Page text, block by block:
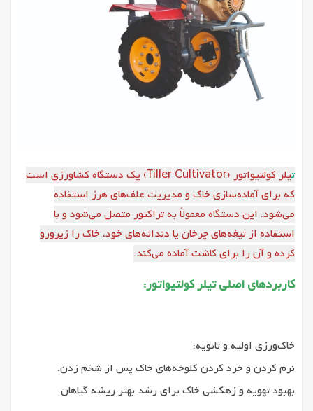
ت
یلر کولتیواتور (Tiller Cultivator) یک دستگاه کشاورزی است
که برای آماده‌سازی خاک و مدیریت علف‌های هرز استفاده
می‌شود. این دستگاه معمولاً به تراکتور متصل می‌شود و با
استفاده از تیغه‌های چرخان یا دندانه‌های خود، خاک را زیرورو
کرده و آن را برای کاشت آماده می‌کند.
کاربردهای اصلی تیلر کولتیواتور:
خاک‌ورزی اولیه و ثانویه:
نرم کردن و خرد کردن کلوخه‌های خاک پس از شخم زدن.
بهبود تهویه و زهکشی خاک برای رشد بهتر ریشه گیاهان.